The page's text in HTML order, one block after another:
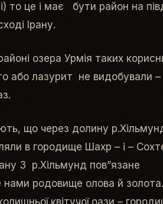
то це і має бути район на
Ірану.
районі озера Урмія таких
або лазурит не видобували –
що через долину
в городище Шахр – і –
З р.Хільмунд пов”язане
нами родовище олова й золота.
квітучої оази –